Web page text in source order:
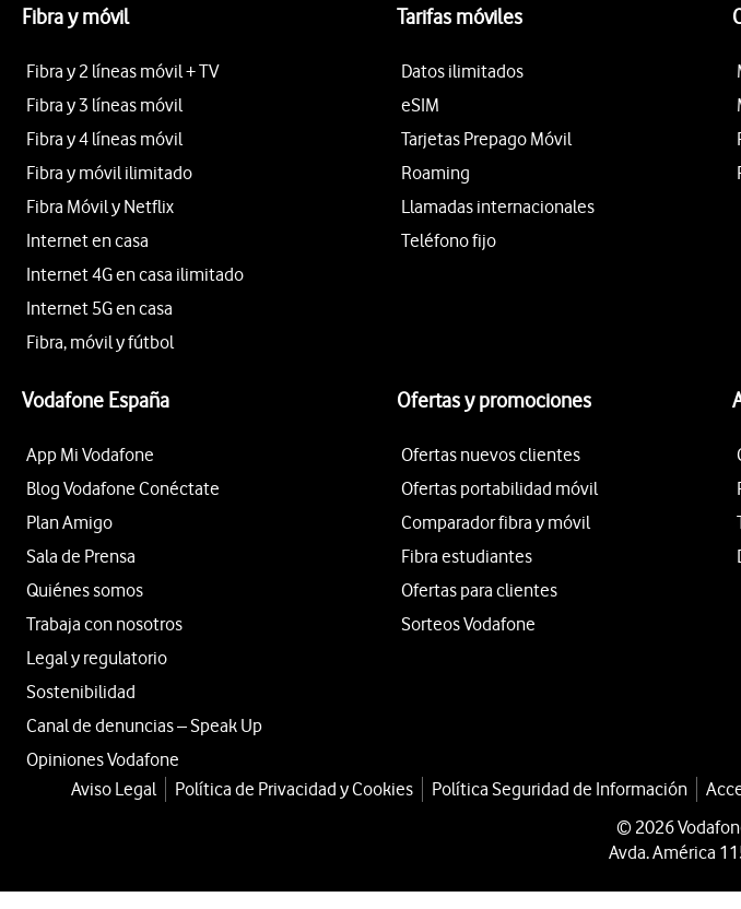
Fibra y móvil
Fibra y 2 líneas móvil + TV
Fibra y 3 líneas móvil
Fibra y 4 líneas móvil
Fibra y móvil ilimitado
Fibra Móvil y Netflix
Internet en casa
Internet 4G en casa ilimitado
Internet 5G en casa
Fibra, móvil y fútbol
Tarifas móviles
Datos ilimitados
eSIM
Tarjetas Prepago Móvil
Roaming
Llamadas internacionales
Teléfono fijo
Vodafone España
App Mi Vodafone
Blog Vodafone Conéctate
Plan Amigo
Sala de Prensa
Quiénes somos
Trabaja con nosotros
Legal y regulatorio
Sostenibilidad
Canal de denuncias – Speak Up
Opiniones Vodafone
Ofertas y promociones
Ofertas nuevos clientes
Ofertas portabilidad móvil
Comparador fibra y móvil
Fibra estudiantes
Ofertas para clientes
Sorteos Vodafone
Aviso Legal Política de Privacidad y Cookies Política Seguridad de Información
© 2026
Avda. América